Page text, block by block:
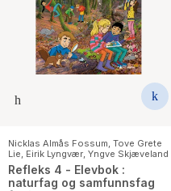
Nicklas Almås Fossum, Tove Grete
Lie, Eirik Lyngvær, Yngve Skjæveland
Refleks 4 - Elevbok :
naturfag og samfunnsfag